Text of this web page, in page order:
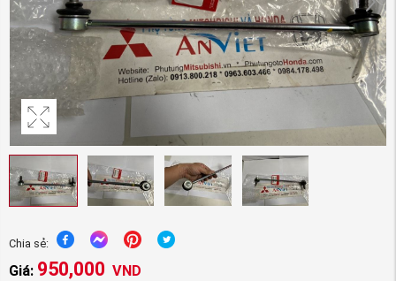
Chia sẻ:
Giá: 950,000 VND